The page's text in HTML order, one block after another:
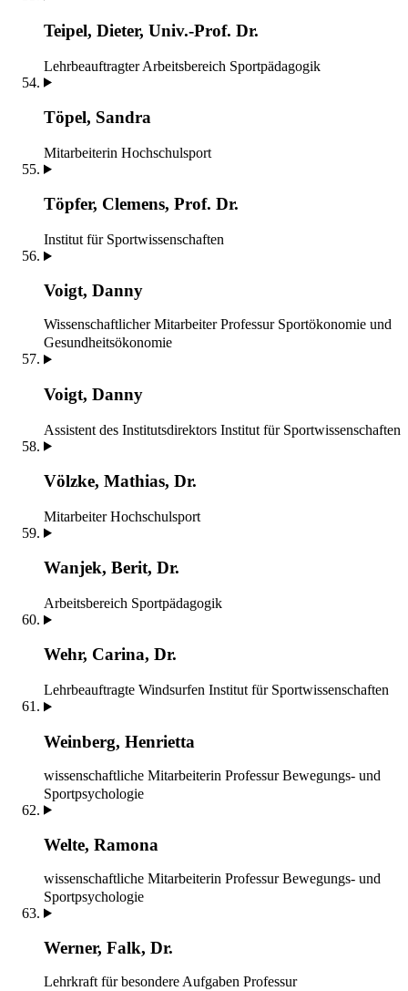
Teipel, Dieter, Univ.-Prof. Dr.
Lehrbeauftragter Arbeitsbereich Sportpädagogik
Töpel, Sandra
Mitarbeiterin Hochschulsport
Töpfer, Clemens, Prof. Dr.
Institut für Sportwissenschaften
Voigt, Danny
Wissenschaftlicher Mitarbeiter Professur Sportökonomie und
Gesundheitsökonomie
Voigt, Danny
Assistent des Institutsdirektors Institut für Sportwissenschaften
Völzke, Mathias, Dr.
Mitarbeiter Hochschulsport
Wanjek, Berit, Dr.
Arbeitsbereich Sportpädagogik
Wehr, Carina, Dr.
Lehrbeauftragte Windsurfen Institut für Sportwissenschaften
Weinberg, Henrietta
wissenschaftliche Mitarbeiterin Professur Bewegungs- und
Sportpsychologie
Welte, Ramona
wissenschaftliche Mitarbeiterin Professur Bewegungs- und
Sportpsychologie
Werner, Falk, Dr.
Lehrkraft für besondere Aufgaben Professur